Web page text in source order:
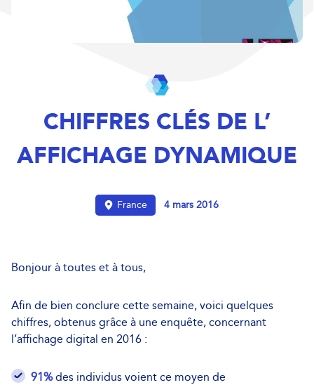
CHIFFRES CLÉS DE L’
AFFICHAGE DYNAMIQUE
France 4 mars 2016
Bonjour à toutes et à tous,
Afin de bien conclure cette semaine, voici quelques
chiffres, obtenus grâce à une enquête, concernant
l’affichage digital en 2016 :
91%des individus voient ce moyen de